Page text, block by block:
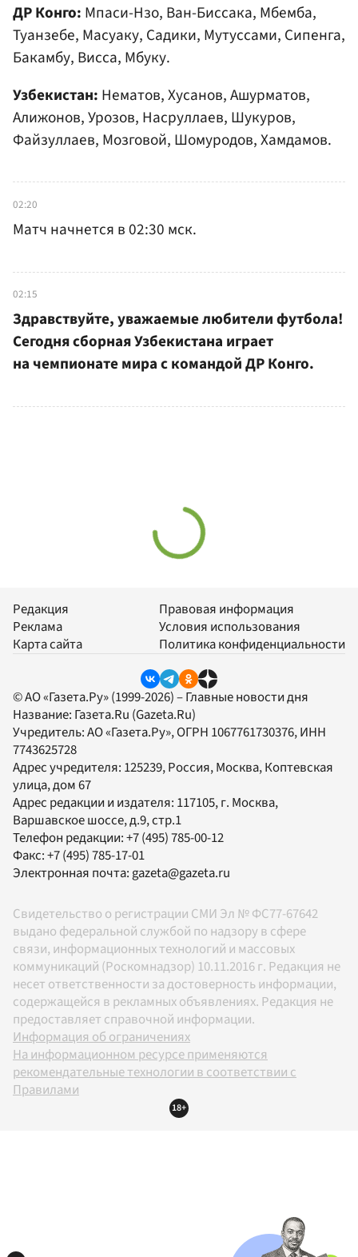
ДР Конго: Мпаси-Нзо, Ван-Биссака, Мбемба,
Туанзебе, Масуаку, Садики, Мутуссами, Сипенга,
Бакамбу, Висса, Мбуку.
Узбекистан: Нематов, Хусанов, Ашурматов,
Алижонов, Урозов, Насруллаев, Шукуров,
Файзуллаев, Мозговой, Шомуродов, Хамдамов.
02:20
Матч начнется в 02:30 мск.
02:15
Здравствуйте, уважаемые любители футбола!
Сегодня сборная Узбекистана играет
на чемпионате мира с командой ДР Конго.
Редакция
Реклама
Карта сайта
Правовая информация
Условия использования
Политика конфиденциальности
© АО «Газета.Ру» (1999-2026) – Главные новости дня
Название: Газета.Ru (Gazeta.Ru)
Учредитель:АО «Газета.Ру», ОГРН 1067761730376, ИНН
7743625728
Адрес учредителя: 125239, Россия, Москва, Коптевская
улица, дом 67
Адрес редакции и издателя: 117105, г. Москва,
Варшавское шоссе, д.9, стр.1
Телефон редакции:+7 (495) 785-00-12
Факс:+7 (495) 785-17-01
Электронная почта:gazeta@gazeta.ru
Свидетельство о регистрации СМИ Эл № ФС77-67642
выдано федеральной службой по надзору в сфере
связи, информационных технологий и массовых
коммуникаций (Роскомнадзор) 10.11.2016 г. Редакция не
несет ответственности за достоверность информации,
содержащейся в рекламных объявлениях. Редакция не
предоставляет справочной информации.
Информация об ограничениях
На информационном ресурсе применяются
рекомендательные технологии в соответствии с
Правилами
18+